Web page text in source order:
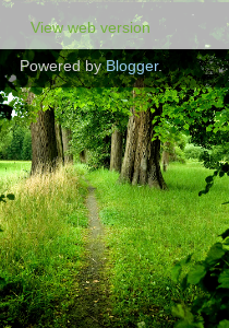
View web version
Powered byBlogger.